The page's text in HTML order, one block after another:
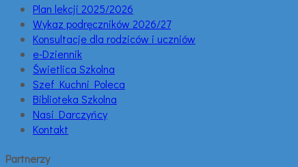
Plan lekcji 2025/2026
Wykaz podręczników 2026/27
Konsultacje dla rodziców i uczniów
e-Dziennik
Świetlica Szkolna
Szef Kuchni Poleca
Biblioteka Szkolna
Nasi Darczyńcy
Kontakt
Partnerzy